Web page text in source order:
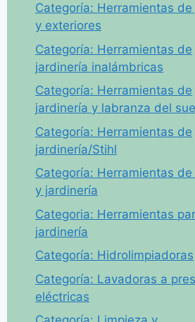
Categoría: Herramientas
y exteriores
Categoría: Herramientas de
jardinería inalámbricas
Categoría: Herramientas de
jardinería y labranza del
Categoría: Herramientas de
jardinería/Stihl
Categoría: Herramientas de
y jardinería
Categoria: Herramientas
jardinería
Categoría: Hidrolimpiadoras
Categoría: Lavadoras a
eléctricas